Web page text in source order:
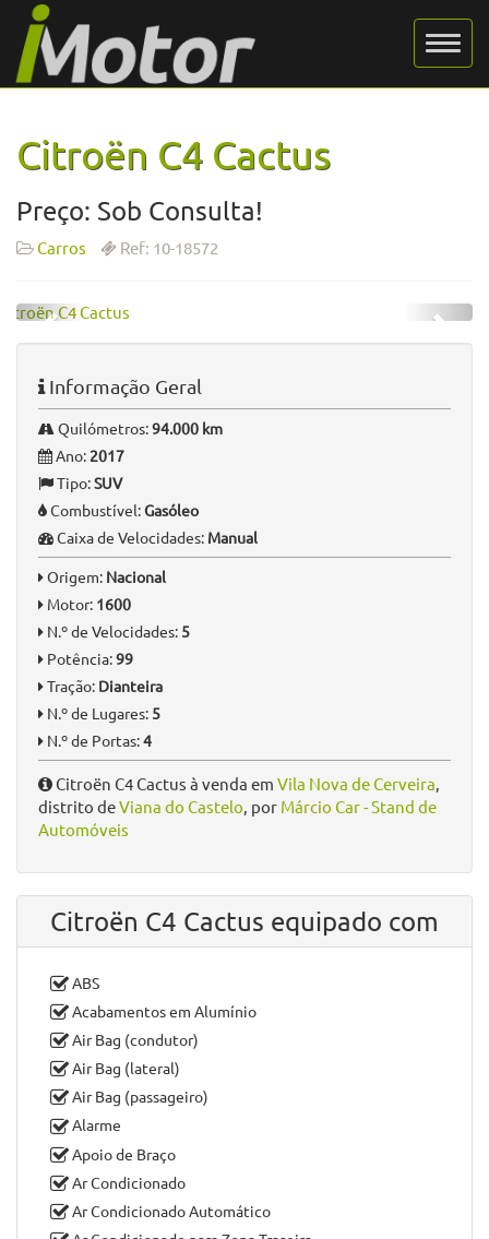
Citroën C4 Cactus
Preço: Sob Consulta!
Carros Ref: 10-18572
Informação Geral
Quilómetros:
Ano:2017
Tipo:SUV
Combustível:Gasóleo
Caixa de Velocidades:
Manual
Origem:Nacional
Motor:1600
N.º de Velocidades:5
Potência:99
Tração:Dianteira
N.º de Lugares:5
N.º de Portas:
Citroën C4 Cactus à venda em
distrito deViana do Castelo
Automóveis
Citroën C4 Cactus equipado com
ABS